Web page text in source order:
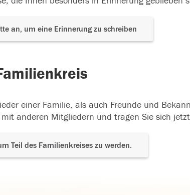
an, um eine Erinnerung zu schreiben
einer Familie, als auch Freunde und
anderen Mitgliedern und tragen Sie sich
Teil des Familienkreises zu werden.